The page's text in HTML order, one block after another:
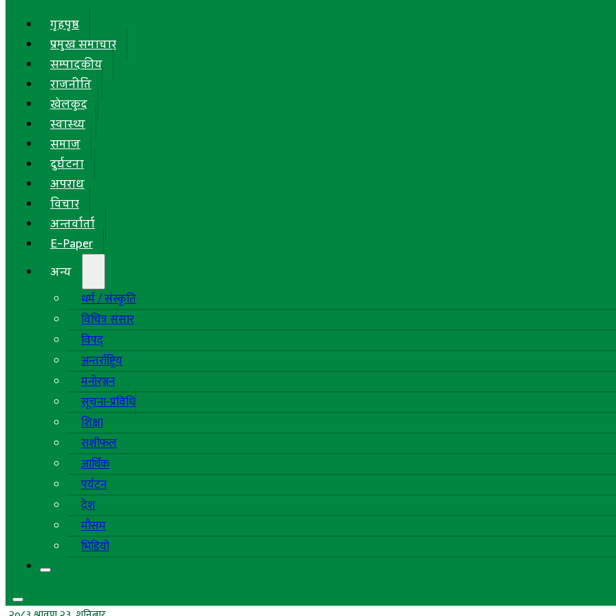
गृहपृष्ठ
प्रमुख समाचार
सम्पादकीय
राजनीति
खेलकुद
स्वास्थ्य
समाज
दुर्घटना
अपराध
विचार
अन्तर्वार्ता
E-Paper
अन्य
धर्म / संस्कृति
विचित्र संसार
विपद्
अन्तर्राष्ट्रिय
मनोरञ्जन
सूचना-प्रविधि
शिक्षा
राशीफल
आर्थिक
पर्यटन
देश
मौसम
भिडियो